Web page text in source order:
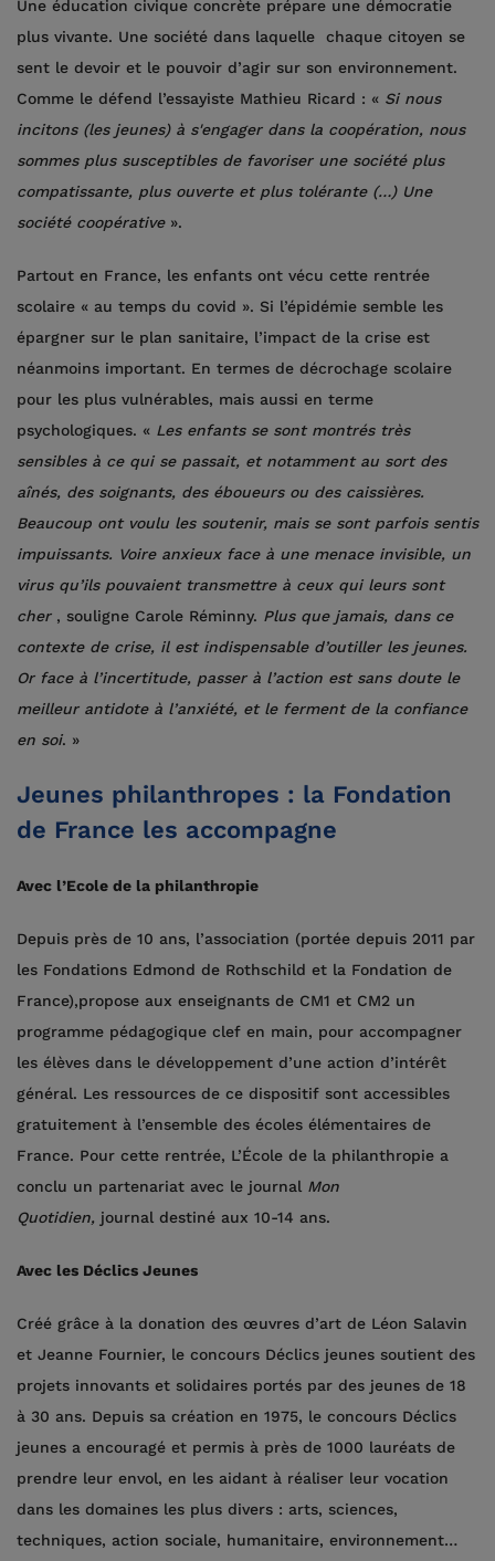
Une éducation civique concrète prépare une démocratie
plus vivante. Une société dans laquelle chaque citoyen se
sent le devoir et le pouvoir d’agir sur son environnement.
Comme le défend l’essayiste Mathieu Ricard : « Si nous
incitons (les jeunes) à s'engager dans la coopération, nous
sommes plus susceptibles de favoriser une société plus
compatissante, plus ouverte et plus tolérante (…) Une
société coopérative».
Partout en France, les enfants ont vécu cette rentrée
scolaire « au temps du covid ». Si l’épidémie semble les
épargner sur le plan sanitaire, l’impact de la crise est
néanmoins important. En termes de décrochage scolaire
pour les plus vulnérables, mais aussi en terme
psychologiques. « Les enfants se sont montrés très
sensibles à ce qui se passait, et notamment au sort des
aînés, des soignants, des éboueurs ou des caissières.
Beaucoup ont voulu les soutenir, mais se sont parfois sentis
impuissants. Voire anxieux face à une menace invisible, un
virus qu’ils pouvaient transmettre à ceux qui leurs sont
cher , souligne Carole Réminny. Plus que jamais, dans ce
contexte de crise, il est indispensable d’outiller les jeunes.
Or face à l’incertitude, passer à l’action est sans doute le
meilleur antidote à l’anxiété, et le ferment de la confiance
en soi. »
Jeunes philanthropes : la Fondation
de France les accompagne
Avec l’Ecole de la philanthropie
Depuis près de 10 ans, l’association (portée depuis 2011 par
les Fondations Edmond de Rothschild et la Fondation de
France),propose aux enseignants de CM1 et CM2 un
programme pédagogique clef en main, pour accompagner
les élèves dans le développement d’une action d’intérêt
général. Les ressources de ce dispositif sont accessibles
gratuitement à l’ensemble des écoles élémentaires de
France. Pour cette rentrée, L’École de la philanthropie a
conclu un partenariat avec le journal Mon
Quotidien, journal destiné aux 10-14 ans.
Avec les Déclics Jeunes
Créé grâce à la donation des œuvres d’art de Léon Salavin
et Jeanne Fournier, le concours Déclics jeunes soutient des
projets innovants et solidaires portés par des jeunes de 18
à 30 ans. Depuis sa création en 1975, le concours Déclics
jeunes a encouragé et permis à près de 1000 lauréats de
prendre leur envol, en les aidant à réaliser leur vocation
dans les domaines les plus divers : arts, sciences,
techniques, action sociale, humanitaire, environnement…